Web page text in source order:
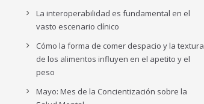
La interoperabilidad es fundamental en el
vasto escenario clínico
Cómo la forma de comer despacio y la textura
de los alimentos influyen en el apetito y el
peso
Mayo: Mes de la Concientización sobre la